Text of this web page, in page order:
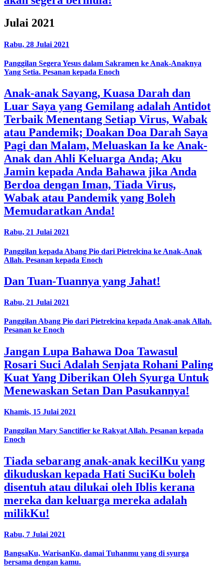
Julai 2021
Rabu, 28 Julai 2021
Panggilan Segera Yesus dalam Sakramen ke Anak-Anaknya
Yang Setia. Pesanan kepada Enoch
Anak-anak Sayang, Kuasa Darah dan
Luar Saya yang Gemilang adalah Antidot
Terbaik Menentang Setiap Virus, Wabak
atau Pandemik; Doakan Doa Darah Saya
Pagi dan Malam, Meluaskan Ia ke Anak-
Anak dan Ahli Keluarga Anda; Aku
Jamin kepada Anda Bahawa jika Anda
Berdoa dengan Iman, Tiada Virus,
Wabak atau Pandemik yang Boleh
Memudaratkan Anda!
Rabu, 21 Julai 2021
Panggilan kepada Abang Pio dari Pietrelcina ke Anak-Anak
Allah. Pesanan kepada Enoch
Dan Tuan-Tuannya yang Jahat!
Rabu, 21 Julai 2021
Panggilan Abang Pio dari Pietrelcina kepada Anak-anak Allah.
Pesanan ke Enoch
Jangan Lupa Bahawa Doa Tawasul
Rosari Suci Adalah Senjata Rohani Paling
Kuat Yang Diberikan Oleh Syurga Untuk
Menewaskan Setan Dan Pasukannya!
Khamis, 15 Julai 2021
Panggilan Mary Sanctifier ke Rakyat Allah. Pesanan kepada
Enoch
Tiada sebarang anak-anak kecilKu yang
dikuduskan kepada Hati SuciKu boleh
disentuh atau dilukai oleh Iblis kerana
mereka dan keluarga mereka adalah
milikKu!
Rabu, 7 Julai 2021
BangsaKu, WarisanKu, damai Tuhanmu yang di syurga
bersama dengan kamu.